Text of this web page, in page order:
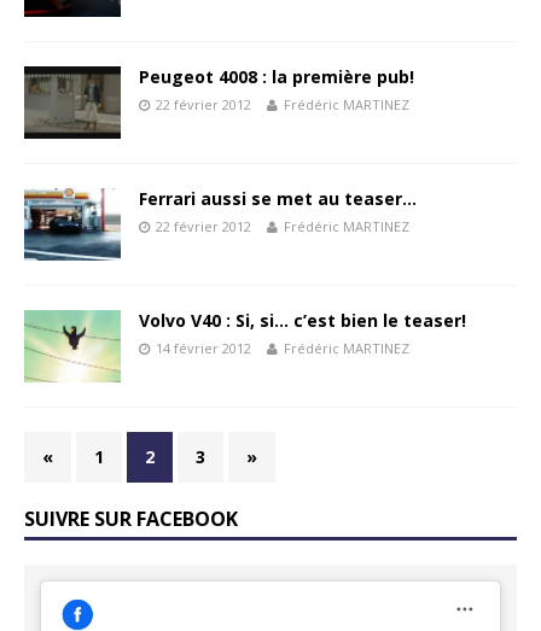
Peugeot 4008 : la première pub!
22 février 2012 Frédéric MARTINEZ
Ferrari aussi se met au teaser…
22 février 2012 Frédéric MARTINEZ
Volvo V40 : Si, si… c’est bien le teaser!
14 février 2012 Frédéric MARTINEZ
« 1 2 3 »
SUIVRE SUR FACEBOOK